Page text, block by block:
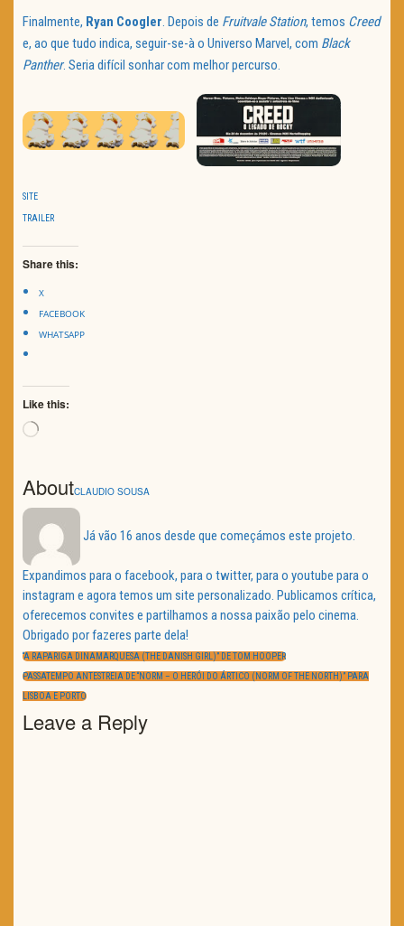
Finalmente, Ryan Coogler. Depois de Fruitvale Station, temos Creed
e, ao que tudo indica, seguir-se-à o Universo Marvel, com Black
Panther. Seria difícil sonhar com melhor percurso.
SITE
TRAILER
Share this:
X
FACEBOOK
WHATSAPP
Like this:
Loading…
AboutCLAUDIO SOUSA
Já vão 16 anos desde que começámos este projeto.
Expandimos para o facebook, para o twitter, para o youtube para o
instagram e agora temos um site personalizado. Publicamos crítica,
oferecemos convites e partilhamos a nossa paixão pelo cinema.
Obrigado por fazeres parte dela!
Navegação
de
artigos
PREVIOUS
“A RAPARIGA DINAMARQUESA (THE DANISH GIRL)” DE TOM HOOPER
NEXT
PASSATEMPO ANTESTREIA DE “NORM – O HERÓI DO ÁRTICO (NORM OF THE NORTH)” PARA
LISBOA E PORTO
Leave a Reply